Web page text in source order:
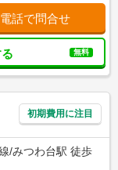
電話で問合せ
無料
初期費用に注目
/みつわ台駅 徒歩